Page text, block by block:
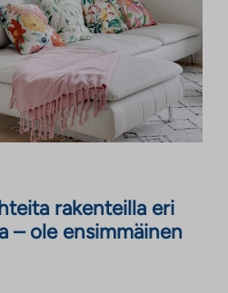
rakenteilla eri
– ole ensimmäinen